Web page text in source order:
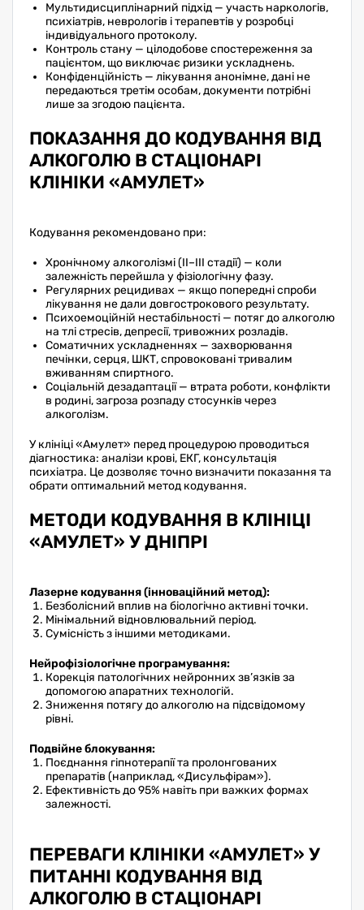
Мультидисциплінарний підхід — участь наркологів,
психіатрів, неврологів і терапевтів у розробці
індивідуального протоколу.
Контроль стану — цілодобове спостереження за
пацієнтом, що виключає ризики ускладнень.
Конфіденційність — лікування анонімне, дані не
передаються третім особам, документи потрібні
лише за згодою пацієнта.
ПОКАЗАННЯ ДО КОДУВАННЯ ВІД
АЛКОГОЛЮ В СТАЦІОНАРІ
КЛІНІКИ «АМУЛЕТ»
Кодування рекомендовано при:
Хронічному алкоголізмі (II–III стадії) — коли
залежність перейшла у фізіологічну фазу.
Регулярних рецидивах — якщо попередні спроби
лікування не дали довгострокового результату.
Психоемоційній нестабільності — потяг до алкоголю
на тлі стресів, депресії, тривожних розладів.
Соматичних ускладненнях — захворювання
печінки, серця, ШКТ, спровоковані тривалим
вживанням спиртного.
Соціальній дезадаптації — втрата роботи, конфлікти
в родині, загроза розпаду стосунків через
алкоголізм.
У клініці «Амулет» перед процедурою проводиться
діагностика: аналізи крові, ЕКГ, консультація
психіатра. Це дозволяє точно визначити показання та
обрати оптимальний метод кодування.
МЕТОДИ КОДУВАННЯ В КЛІНІЦІ
«АМУЛЕТ» У ДНІПРІ
Лазерне кодування (інноваційний метод):
Безболісний вплив на біологічно активні точки.
Мінімальний відновлювальний період.
Сумісність з іншими методиками.
Нейрофізіологічне програмування:
Корекція патологічних нейронних зв’язків за
допомогою апаратних технологій.
Зниження потягу до алкоголю на підсвідомому
рівні.
Подвійне блокування:
Поєднання гіпнотерапії та пролонгованих
препаратів (наприклад, «Дисульфірам»).
Ефективність до 95% навіть при важких формах
залежності.
ПЕРЕВАГИ КЛІНІКИ «АМУЛЕТ» У
ПИТАННІ КОДУВАННЯ ВІД
АЛКОГОЛЮ В СТАЦІОНАРІ